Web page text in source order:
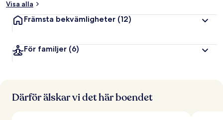
Visa alla
Främsta bekvämligheter (12)
För familjer (6)
Därför älskar vi det här boendet